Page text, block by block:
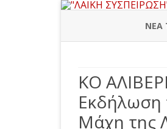
ΝΕΑ
ΚΟ
Εκδήλωση
Μάχη της